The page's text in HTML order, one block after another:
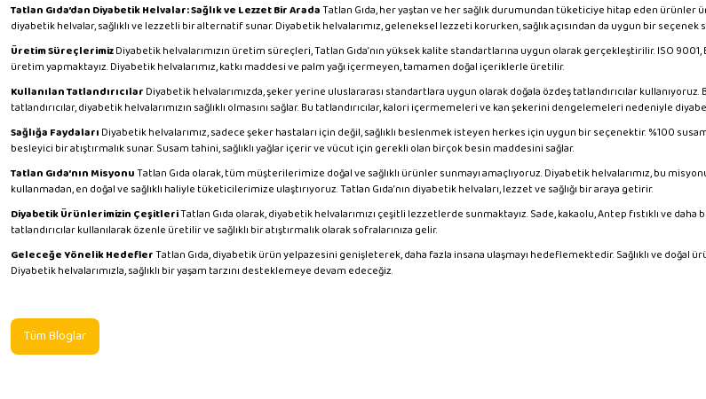
Tatlan Gıda’dan Diyabetik Helvalar: Sağlık ve Lezzet Bir AradaTatlan Gıda, her yaştan ve her sağlık durumundan tüketiciye hitap eden
diyabetik helvalar, sağlıklı ve lezzetli bir alternatif sunar. Diyabetik helvalarımız, geleneksel lezzeti korurken, sağlık açısından da uygun bir seçenek
Üretim SüreçlerimizDiyabetik helvalarımızın üretim süreçleri, Tatlan Gıda’nın yüksek kalite standartlarına uygun olarak gerçekleştirilir. ISO
üretim yapmaktayız. Diyabetik helvalarımız, katkı maddesi ve palm yağı içermeyen, tamamen doğal içeriklerle üretilir.
Kullanılan Tatlandırıcılar Diyabetik helvalarımızda, şeker yerine uluslararası standartlara uygun olarak doğala özdeş tatlandırıcılar
tatlandırıcılar, diyabetik helvalarımızın sağlıklı olmasını sağlar. Bu tatlandırıcılar, kalori içermemeleri ve kan şekerini dengelemeleri nedeniyle
Sağlığa Faydaları Diyabetik helvalarımız, sadece şeker hastaları için değil, sağlıklı beslenmek isteyen herkes için uygun bir seçenektir. %100
besleyici bir atıştırmalık sunar. Susam tahini, sağlıklı yağlar içerir ve vücut için gerekli olan birçok besin maddesini sağlar.
Tatlan Gıda’nın MisyonuTatlan Gıda olarak, tüm müşterilerimize doğal ve sağlıklı ürünler sunmayı amaçlıyoruz. Diyabetik helvalarımız, bu
kullanmadan, en doğal ve sağlıklı haliyle tüketicilerimize ulaştırıyoruz. Tatlan Gıda’nın diyabetik helvaları, lezzet ve sağlığı bir araya getirir.
Diyabetik Ürünlerimizin ÇeşitleriTatlan Gıda olarak, diyabetik helvalarımızı çeşitli lezzetlerde sunmaktayız. Sade, kakaolu, Antep fıstıklı ve
tatlandırıcılar kullanılarak özenle üretilir ve sağlıklı bir atıştırmalık olarak sofralarınıza gelir.
Geleceğe Yönelik HedeflerTatlan Gıda, diyabetik ürün yelpazesini genişleterek, daha fazla insana ulaşmayı hedeflemektedir. Sağlıklı ve
Diyabetik helvalarımızla, sağlıklı bir yaşam tarzını desteklemeye devam edeceğiz.
Tüm Bloglar